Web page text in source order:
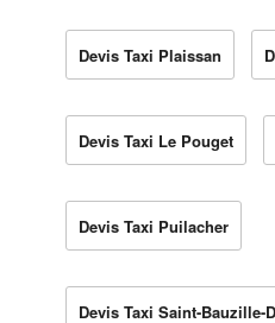
Devis Taxi Plaissan
Devis Taxi Le Pouget
Devis Taxi Puilacher
Devis Taxi Saint-Bauzille-